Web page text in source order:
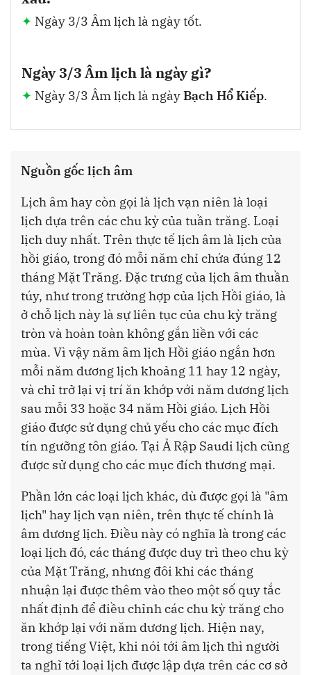
Ngày 3/3 Âm lịch là ngày tốt.
Ngày 3/3 Âm lịch là ngày gì?
Ngày 3/3 Âm lịch là ngàyBạch Hổ Kiếp.
Nguồn gốc lịch âm
Lịch âm hay còn gọi là lịch vạn niên là loại
lịch dựa trên các chu kỳ của tuần trăng. Loại
lịch duy nhất. Trên thực tế lịch âm là lịch của
hồi giáo, trong đó mỗi năm chỉ chứa đúng 12
tháng Mặt Trăng. Đặc trưng của lịch âm thuần
túy, như trong trường hợp của lịch Hồi giáo, là
ở chỗ lịch này là sự liên tục của chu kỳ trăng
tròn và hoàn toàn không gắn liền với các
mùa. Vì vậy năm âm lịch Hồi giáo ngắn hơn
mỗi năm dương lịch khoảng 11 hay 12 ngày,
và chỉ trở lại vị trí ăn khớp với năm dương lịch
sau mỗi 33 hoặc 34 năm Hồi giáo. Lịch Hồi
giáo được sử dụng chủ yếu cho các mục đích
tín ngưỡng tôn giáo. Tại Ả Rập Saudi lịch cũng
được sử dụng cho các mục đích thương mại.
Phần lớn các loại lịch khác, dù được gọi là "âm
lịch" hay lịch vạn niên, trên thực tế chính là
âm dương lịch. Điều này có nghĩa là trong các
loại lịch đó, các tháng được duy trì theo chu kỳ
của Mặt Trăng, nhưng đôi khi các tháng
nhuận lại được thêm vào theo một số quy tắc
nhất định để điều chỉnh các chu kỳ trăng cho
ăn khớp lại với năm dương lịch. Hiện nay,
trong tiếng Việt, khi nói tới âm lịch thì người
ta nghĩ tới loại lịch được lập dựa trên các cơ sở